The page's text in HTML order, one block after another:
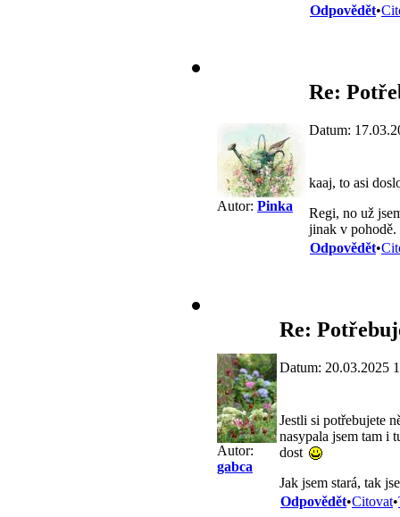
Odpovědět•
Autor: Pinka
Re:
Datum:
kaaj, to asi
Regi, no už
jinak v pohodě.
Odpovědět•
Autor:
gabca
Re:
Datum: 20.03.2025
Jestli si potřebujete
nasypala jsem tam i
dost
Jak jsem stará, tak
Odpovědět•Citovat•